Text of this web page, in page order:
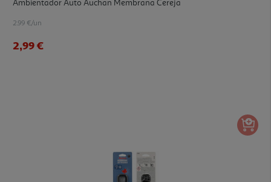
Ambientador Auto Auchan Membrana Cereja
2.99 €/un
2,99 €